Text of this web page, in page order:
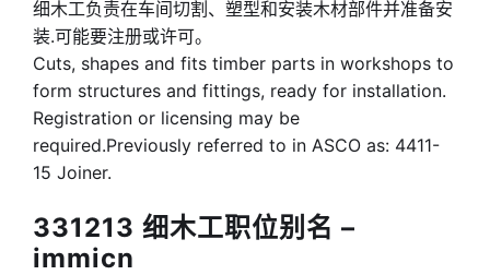
细木工负责在车间切割、塑型和安装木材部件并准备安
装.可能要注册或许可。
Cuts, shapes and fits timber parts in workshops to
form structures and fittings, ready for installation.
Registration or licensing may be
required.Previously referred to in ASCO as: 4411-
15 Joiner.
331213 细木工职位别名 –
immicn